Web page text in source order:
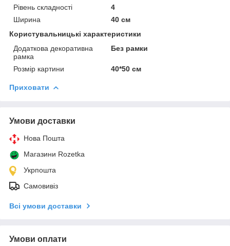
Рівень складності
4
Ширина
40 см
Користувальницькі характеристики
Додаткова декоративна
рамка
Без рамки
Розмір картини 40*50 см
Приховати
Умови доставки
Нова Пошта
Магазини Rozetka
Укрпошта
Самовивіз
Всі умови доставки
Умови оплати